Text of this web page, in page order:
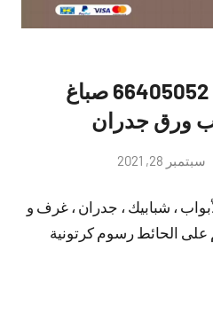
صباغ هندي الضجيج 66405052 صباغ
ورق جدران
سبتمبر 28, 2021
تعليقات
، شبابيك ، جدران ، غرف و
على الحائط رسوم كرتونية